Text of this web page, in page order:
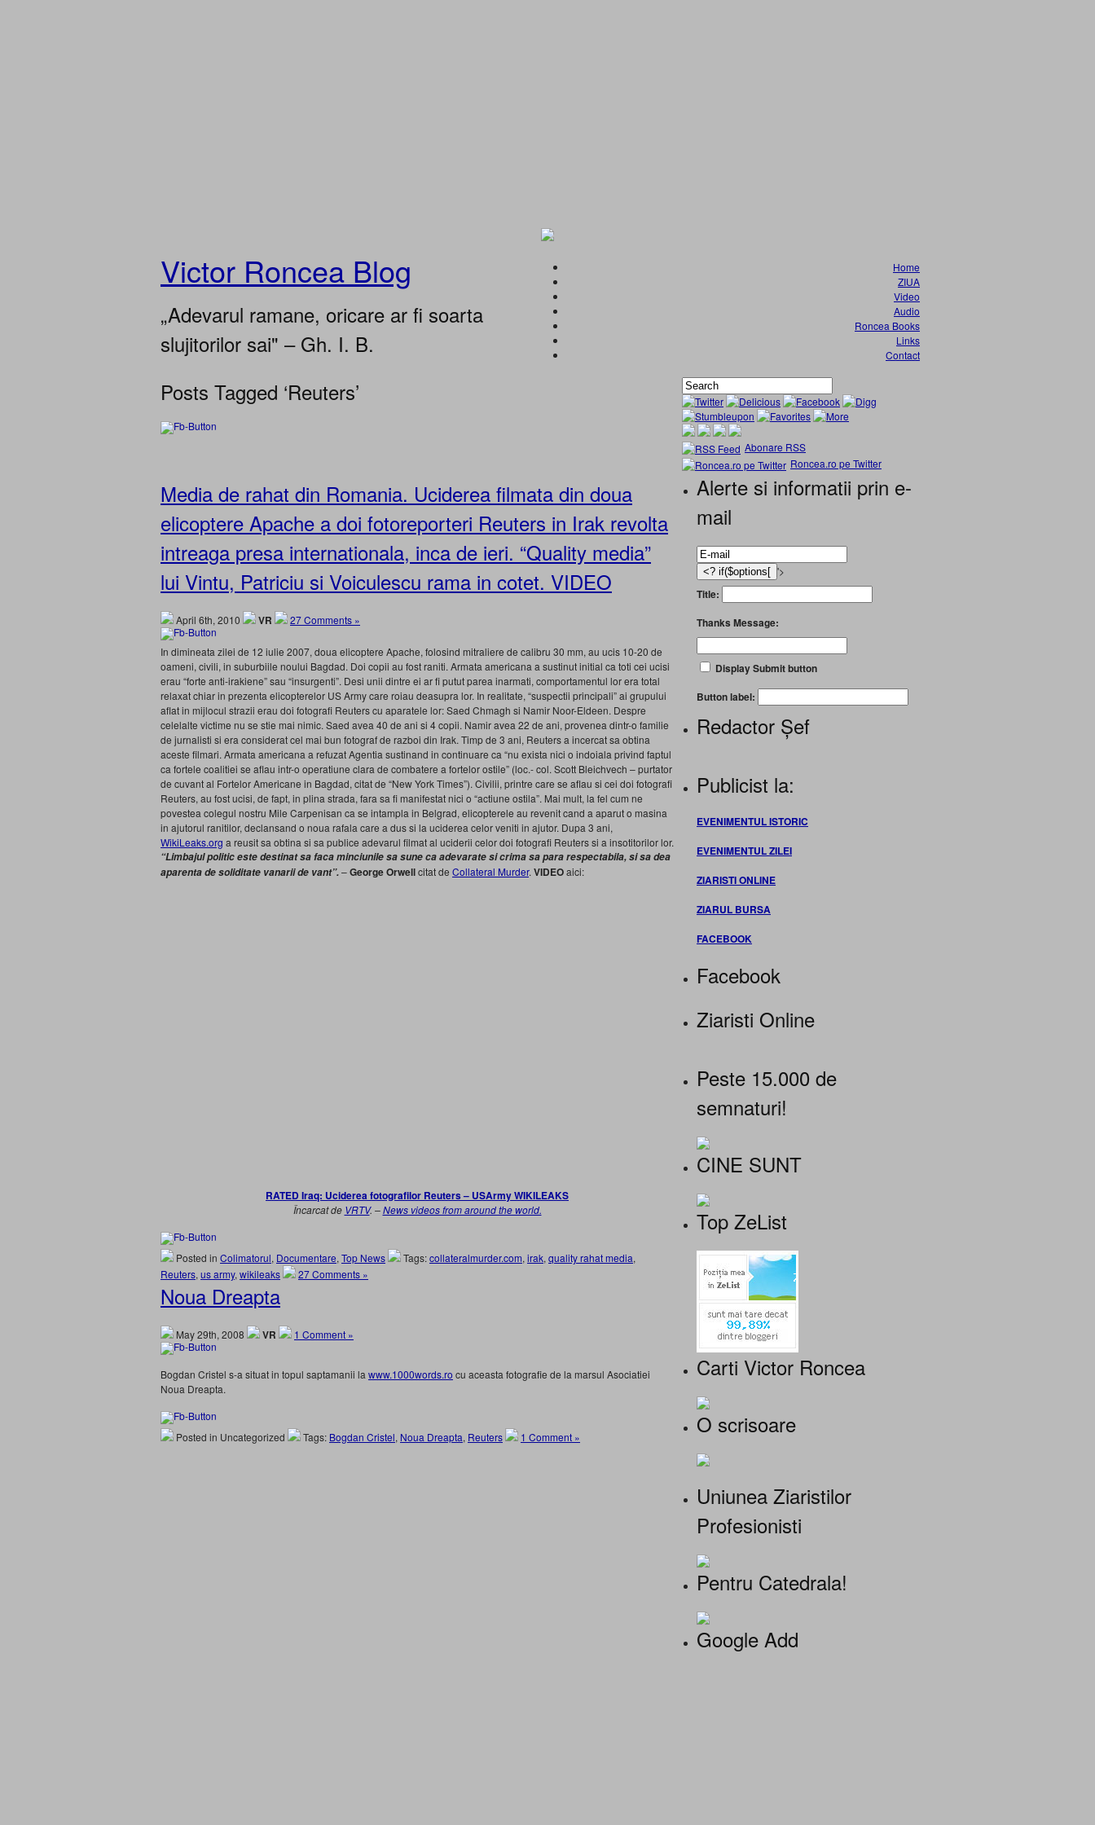
Victor Roncea Blog
„Adevarul ramane, oricare ar fi soarta
slujitorilor sai" – Gh. I. B.
Home
ZIUA
Video
Audio
Roncea Books
Links
Contact
Posts Tagged ‘Reuters’
Media de rahat din Romania. Uciderea filmata din doua
elicoptere Apache a doi fotoreporteri Reuters in Irak revolta
intreaga presa internationala, inca de ieri. “Quality media”
lui Vintu, Patriciu si Voiculescu rama in cotet. VIDEO
April 6th, 2010 VR 27 Comments »
In dimineata zilei de 12 iulie 2007, doua elicoptere Apache, folosind mitraliere de calibru 30 mm, au ucis 10-20 de
oameni, civili, in suburbiile noului Bagdad. Doi copii au fost raniti. Armata americana a sustinut initial ca toti cei ucisi
erau “forte anti-irakiene” sau “insurgenti”. Desi unii dintre ei ar fi putut parea inarmati, comportamentul lor era total
relaxat chiar in prezenta elicopterelor US Army care roiau deasupra lor. In realitate, “suspectii principali” ai grupului
aflat in mijlocul strazii erau doi fotografi Reuters cu aparatele lor: Saed Chmagh si Namir Noor-Eldeen. Despre
celelalte victime nu se stie mai nimic. Saed avea 40 de ani si 4 copii. Namir avea 22 de ani, provenea dintr-o familie
de jurnalisti si era considerat cel mai bun fotograf de razboi din Irak. Timp de 3 ani, Reuters a incercat sa obtina
aceste filmari. Armata americana a refuzat Agentia sustinand in continuare ca “nu exista nici o indoiala privind faptul
ca fortele coalitiei se aflau intr-o operatiune clara de combatere a fortelor ostile” (loc.- col. Scott Bleichvech – purtator
de cuvant al Fortelor Americane in Bagdad, citat de “New York Times”). Civilii, printre care se aflau si cei doi fotografi
Reuters, au fost ucisi, de fapt, in plina strada, fara sa fi manifestat nici o “actiune ostila”. Mai mult, la fel cum ne
povestea colegul nostru Mile Carpenisan ca se intampla in Belgrad, elicopterele au revenit cand a aparut o masina
in ajutorul ranitilor, declansand o noua rafala care a dus si la uciderea celor veniti in ajutor. Dupa 3 ani,
WikiLeaks.org a reusit sa obtina si sa publice adevarul filmat al uciderii celor doi fotografi Reuters si a insotitorilor lor.
“Limbajul politic este destinat sa faca minciunile sa sune ca adevarate si crima sa para respectabila, si sa dea
aparenta de soliditate vanarii de vant”.–George Orwellcitat de Collateral Murder. VIDEOaici:
RATED Iraq: Uciderea fotografilor Reuters – USArmy WIKILEAKS
Încarcat de VRTV. –News videos from around the world.
Posted in Colimatorul, Documentare, Top News Tags:collateralmurder.com, irak, quality rahat media,
Reuters, us army, wikileaks 27 Comments »
Noua Dreapta
May 29th, 2008 VR 1 Comment »
Bogdan Cristel s-a situat in topul saptamanii la www.1000words.ro cu aceasta fotografie de la marsul Asociatiei
Noua Dreapta.
Posted in Uncategorized Tags: Bogdan Cristel, Noua Dreapta, Reuters 1 Comment »
Abonare RSS
Roncea.ro pe Twitter
Alerte si informatii prin e-
mail
'>
Title:
Thanks Message:
Display Submit button
Button label:
Redactor Șef
Publicist la:
EVENIMENTUL ISTORIC
EVENIMENTUL ZILEI
ZIARISTI ONLINE
ZIARUL BURSA
FACEBOOK
Facebook
Ziaristi Online
Peste 15.000 de
semnaturi!
CINE SUNT
Top ZeList
Carti Victor Roncea
O scrisoare
Uniunea Ziaristilor
Profesionisti
Pentru Catedrala!
Google Add